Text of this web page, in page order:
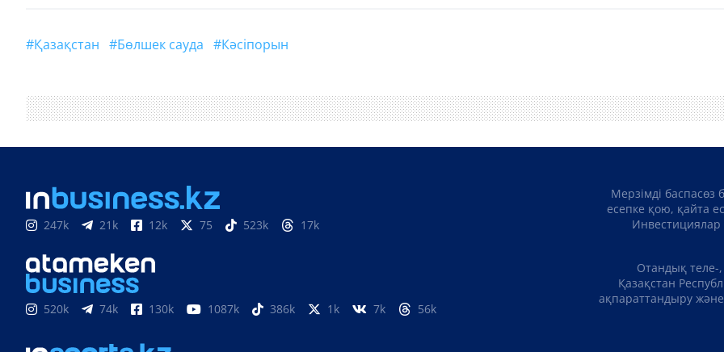
#Қазақстан #Бөлшек сауда #кәсіпорын
247k 21k 12k 75 523k 17k
520k 74k 130k 1087k 386k 1k 7k 56k
Мерзімді баспасөз
есепке қою, қайта
Инвестициялар
Отандық теле-
Қазақстан
ақпараттандыру